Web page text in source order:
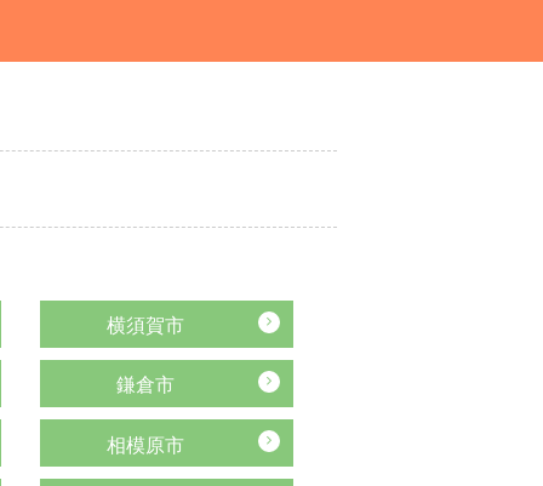
横須賀市
鎌倉市
相模原市